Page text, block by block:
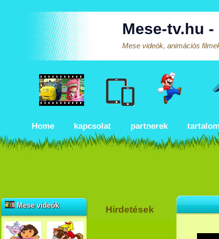
Mese-tv.hu
Mese videók, animációs
Home kapcsolat partnerek
Mese videók Hirdetések